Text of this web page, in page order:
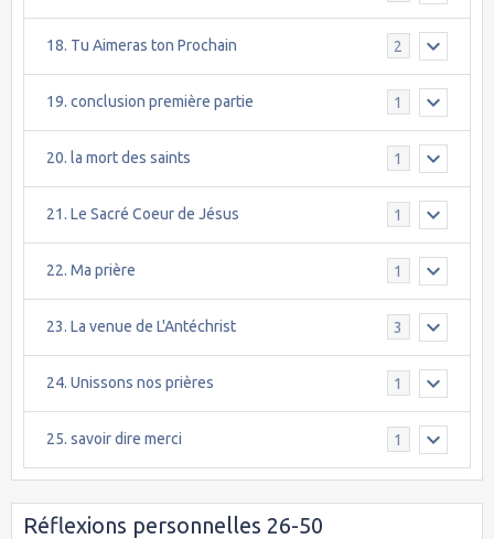
18. Tu Aimeras ton Prochain 2
19. conclusion première partie 1
20. la mort des saints 1
21. Le Sacré Coeur de Jésus 1
22. Ma prière 1
23. La venue de L'Antéchrist 3
24. Unissons nos prières 1
25. savoir dire merci 1
Réflexions personnelles 26-50